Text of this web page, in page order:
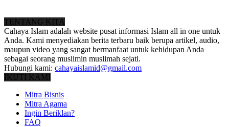
TENTANG KITA
Cahaya Islam adalah website pusat informasi Islam all in one untuk
Anda. Kami menyediakan berita terbaru baik berupa artikel, audio,
maupun video yang sangat bermanfaat untuk kehidupan Anda
sebagai seorang muslimin muslimah sejati.
Hubungi kami: cahayaislamid@gmail.com
IKUTI KAMI
Mitra Bisnis
Mitra Agama
Ingin Beriklan?
FAQ